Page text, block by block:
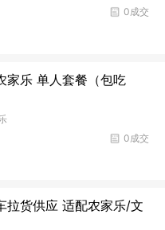
0成交
家乐 单人套餐（包吃
0成交
拉货供应 适配农家乐/文